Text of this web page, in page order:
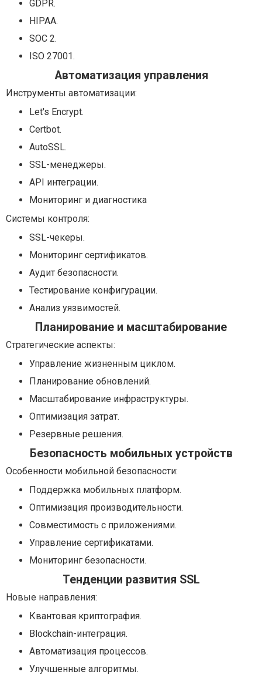
GDPR.
HIPAA.
SOC 2.
ISO 27001.
Автоматизация управления
Инструменты автоматизации:
Let's Encrypt.
Certbot.
AutoSSL.
SSL-менеджеры.
API интеграции.
Мониторинг и диагностика
Системы контроля:
SSL-чекеры.
Мониторинг сертификатов.
Аудит безопасности.
Тестирование конфигурации.
Анализ уязвимостей.
Планирование и масштабирование
Стратегические аспекты:
Управление жизненным циклом.
Планирование обновлений.
Масштабирование инфраструктуры.
Оптимизация затрат.
Резервные решения.
Безопасность мобильных устройств
Особенности мобильной безопасности:
Поддержка мобильных платформ.
Оптимизация производительности.
Совместимость с приложениями.
Управление сертификатами.
Мониторинг безопасности.
Тенденции развития SSL
Новые направления:
Квантовая криптография.
Blockchain-интеграция.
Автоматизация процессов.
Улучшенные алгоритмы.